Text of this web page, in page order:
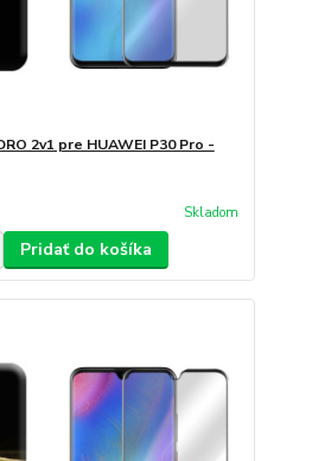
2v1 pre HUAWEI P30 Pro -
Skladom
Pridať do košíka